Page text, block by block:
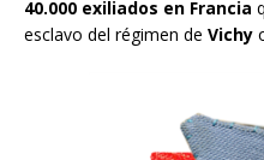
40.000 exiliados en Francia
esclavo del régimen de Vichy